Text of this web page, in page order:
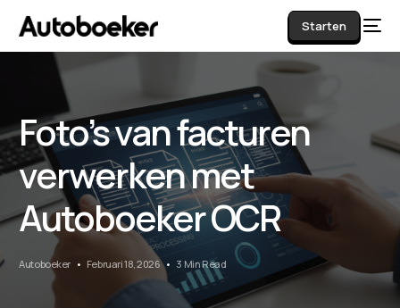
Starten
Foto’s van facturen
verwerken met
Autoboeker OCR
Autoboeker Februari 18, 2026 3 Min Read
AI